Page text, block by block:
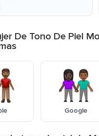
De Tono De Piel
Google